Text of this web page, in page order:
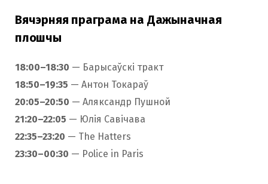
Вячэрняя праграма на Дажыначная
плошчы
18:00–18:30 — Барысаўскі тракт
18:50–19:35 — Антон Токараў
20:05–20:50 — Аляксандр Пушной
21:20–22:05 — Юлія Савічава
22:35–23:20 — The Hatters
23:30–00:30 — Police in Paris